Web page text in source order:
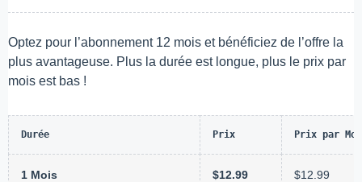
Optez pour l’abonnement 12 mois et bénéficiez de l’offre la
plus avantageuse. Plus la durée est longue, plus le prix par
mois est bas !
Durée Prix Prix par
1 Mois $12.99 $12.99